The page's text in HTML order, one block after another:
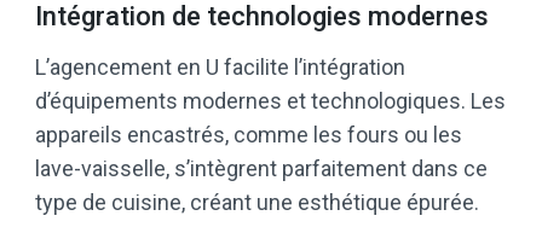
Intégration de technologies modernes
L’agencement en U facilite l’intégration
d’équipements modernes et technologiques. Les
appareils encastrés, comme les fours ou les
lave-vaisselle, s’intègrent parfaitement dans ce
type de cuisine, créant une esthétique épurée.